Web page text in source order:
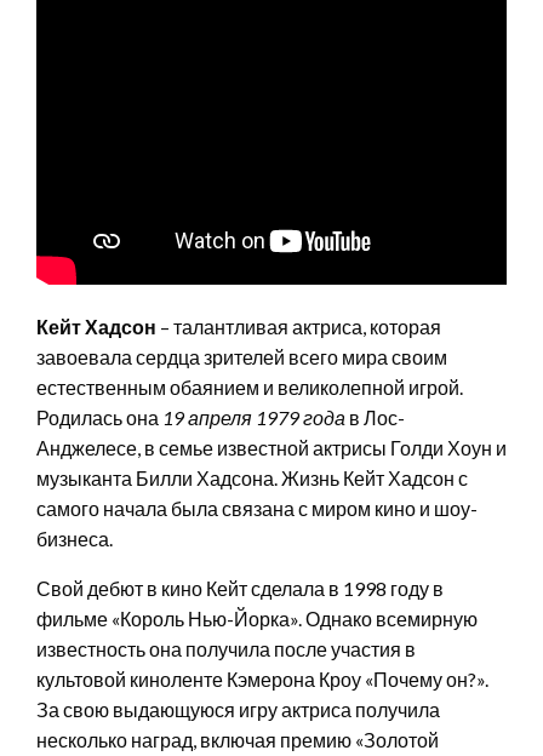
Кейт Хадсон – талантливая актриса, которая
завоевала сердца зрителей всего мира своим
естественным обаянием и великолепной игрой.
Родилась она 19 апреля 1979 года в Лос-
Анджелесе, в семье известной актрисы Голди Хоун и
музыканта Билли Хадсона. Жизнь Кейт Хадсон с
самого начала была связана с миром кино и шоу-
бизнеса.
Свой дебют в кино Кейт сделала в 1998 году в
фильме «Король Нью-Йорка». Однако всемирную
известность она получила после участия в
культовой киноленте Кэмерона Кроу «Почему он?».
За свою выдающуюся игру актриса получила
несколько наград, включая премию «Золотой